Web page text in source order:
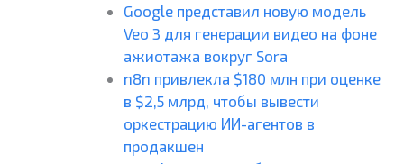
Google представил новую модель
Veo 3 для генерации видео на фоне
ажиотажа вокруг Sora
n8n привлекла $180 млн при оценке
в $2,5 млрд, чтобы вывести
оркестрацию ИИ-агентов в
продакшен